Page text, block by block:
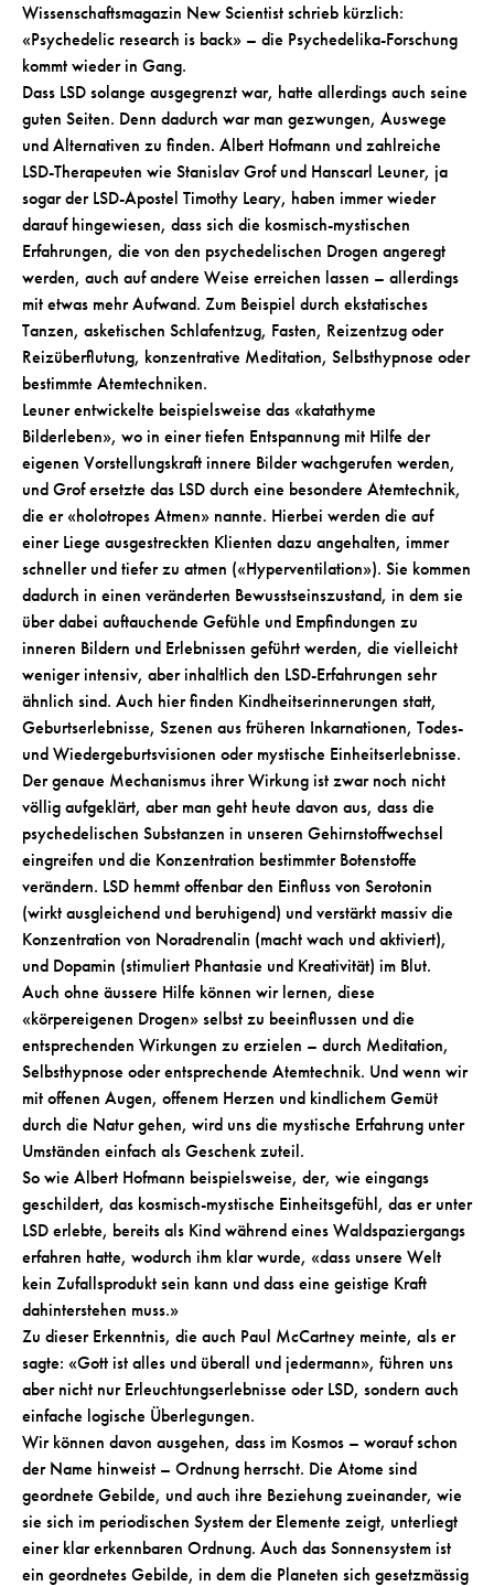
Wissenschaftsmagazin New Scientist schrieb kürzlich:
«Psychedelic research is back» – die Psychedelika-Forschung
kommt wieder in Gang.
Dass LSD solange ausgegrenzt war, hatte allerdings auch seine
guten Seiten. Denn dadurch war man gezwungen, Auswege
und Alternativen zu finden. Albert Hofmann und zahlreiche
LSD-Therapeuten wie Stanislav Grof und Hanscarl Leuner, ja
sogar der LSD-Apostel Timothy Leary, haben immer wieder
darauf hingewiesen, dass sich die kosmisch-mystischen
Erfahrungen, die von den psychedelischen Drogen angeregt
werden, auch auf andere Weise erreichen lassen – allerdings
mit etwas mehr Aufwand. Zum Beispiel durch ekstatisches
Tanzen, asketischen Schlafentzug, Fasten, Reizentzug oder
Reizüberflutung, konzentrative Meditation, Selbsthypnose oder
bestimmte Atemtechniken.
Leuner entwickelte beispielsweise das «katathyme
Bilderleben», wo in einer tiefen Entspannung mit Hilfe der
eigenen Vorstellungskraft innere Bilder wachgerufen werden,
und Grof ersetzte das LSD durch eine besondere Atemtechnik,
die er «holotropes Atmen» nannte. Hierbei werden die auf
einer Liege ausgestreckten Klienten dazu angehalten, immer
schneller und tiefer zu atmen («Hyperventilation»). Sie kommen
dadurch in einen veränderten Bewusstseinszustand, in dem sie
über dabei auftauchende Gefühle und Empfindungen zu
inneren Bildern und Erlebnissen geführt werden, die vielleicht
weniger intensiv, aber inhaltlich den LSD-Erfahrungen sehr
ähnlich sind. Auch hier finden Kindheitserinnerungen statt,
Geburtserlebnisse, Szenen aus früheren Inkarnationen, Todes-
und Wiedergeburtsvisionen oder mystische Einheitserlebnisse.
Der genaue Mechanismus ihrer Wirkung ist zwar noch nicht
völlig aufgeklärt, aber man geht heute davon aus, dass die
psychedelischen Substanzen in unseren Gehirnstoffwechsel
eingreifen und die Konzentration bestimmter Botenstoffe
verändern. LSD hemmt offenbar den Einfluss von Serotonin
(wirkt ausgleichend und beruhigend) und verstärkt massiv die
Konzentration von Noradrenalin (macht wach und aktiviert),
und Dopamin (stimuliert Phantasie und Kreativität) im Blut.
Auch ohne äussere Hilfe können wir lernen, diese
«körpereigenen Drogen» selbst zu beeinflussen und die
entsprechenden Wirkungen zu erzielen – durch Meditation,
Selbsthypnose oder entsprechende Atemtechnik. Und wenn wir
mit offenen Augen, offenem Herzen und kindlichem Gemüt
durch die Natur gehen, wird uns die mystische Erfahrung unter
Umständen einfach als Geschenk zuteil.
So wie Albert Hofmann beispielsweise, der, wie eingangs
geschildert, das kosmisch-mystische Einheitsgefühl, das er unter
LSD erlebte, bereits als Kind während eines Waldspaziergangs
erfahren hatte, wodurch ihm klar wurde, «dass unsere Welt
kein Zufallsprodukt sein kann und dass eine geistige Kraft
dahinterstehen muss.»
Zu dieser Erkenntnis, die auch Paul McCartney meinte, als er
sagte: «Gott ist alles und überall und jedermann», führen uns
aber nicht nur Erleuchtungserlebnisse oder LSD, sondern auch
einfache logische Überlegungen.
Wir können davon ausgehen, dass im Kosmos – worauf schon
der Name hinweist – Ordnung herrscht. Die Atome sind
geordnete Gebilde, und auch ihre Beziehung zueinander, wie
sie sich im periodischen System der Elemente zeigt, unterliegt
einer klar erkennbaren Ordnung. Auch das Sonnensystem ist
ein geordnetes Gebilde, in dem die Planeten sich gesetzmässig